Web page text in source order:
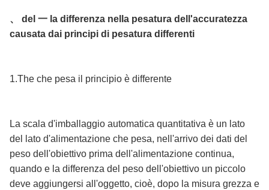
、 del 一 la differenza nella pesatura dell'accuratezza
causata dai principi di pesatura differenti
1.The che pesa il principio è differente
La scala d'imballaggio automatica quantitativa è un lato
del lato d'alimentazione che pesa, nell'arrivo dei dati del
peso dell'obiettivo prima dell'alimentazione continua,
quando e la differenza del peso dell'obiettivo un piccolo
deve aggiungersi all'oggetto, cioè, dopo la misura grezza e